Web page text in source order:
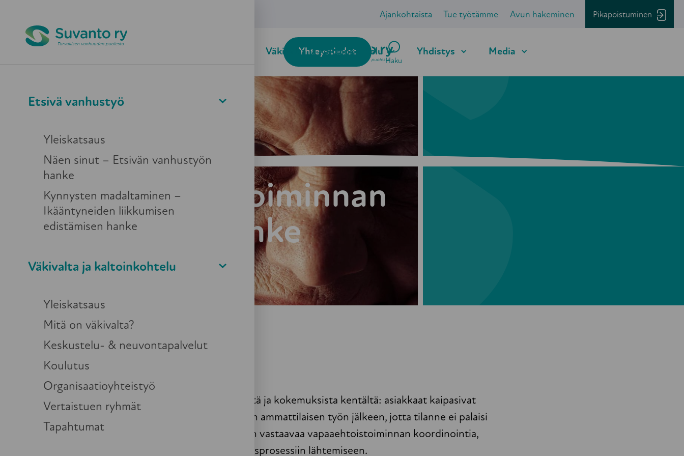
Ajankohtaista Tue työtämme Avun hakeminen Pikapoistuminen
Väkivalta ja kaltoinkohtelu Yhdistys Media
Yhteystiedot
Haku
Etsivä vanhustyö
Yleiskatsaus
Näen sinut – Etsivän vanhustyön
hanke
Kynnysten madaltaminen –
Ikääntyneiden liikkumisen
edistämisen hanke
Väkivalta ja kaltoinkohtelu
Yleiskatsaus
Mitä on väkivalta?
Keskustelu- & neuvontapalvelut
Koulutus
Organisaatioyhteistyö
Vertaistuen ryhmät
Tapahtumat
Etsivä vanhustyö
Etsivän
vanhustyön
vapaaehtoistoiminnan
kehittämishanke
2022-2025
Mistä kaikki alkoi?
Tarve syntyi etsivän vanhustyön työntekijöiltä ja kokemuksista kentältä: asiakkaat kaipasivat
rinnalla kulkijaa pidempiaikaiseen suhteeseen ammattilaisen työn jälkeen, jotta tilanne ei palaisi
ennalleen. Lisäksi kaivattiin erityiseen tukeen vastaavaa vapaaehtoistoiminnan koordinointia,
tukea ja motivointia ikääntyneille vapaaehtoisprosessiin lähtemiseen.